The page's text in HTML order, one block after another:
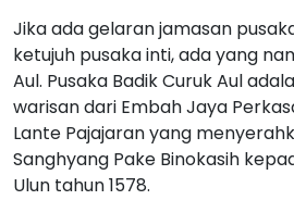
Jika ada gelaran jamasan
ketujuh pusaka inti, ada yang
Aul. Pusaka Badik Curuk Aul
warisan dari Embah Jaya
Lante Pajajaran yang
Sanghyang Pake Binokasih
Ulun tahun 1578.